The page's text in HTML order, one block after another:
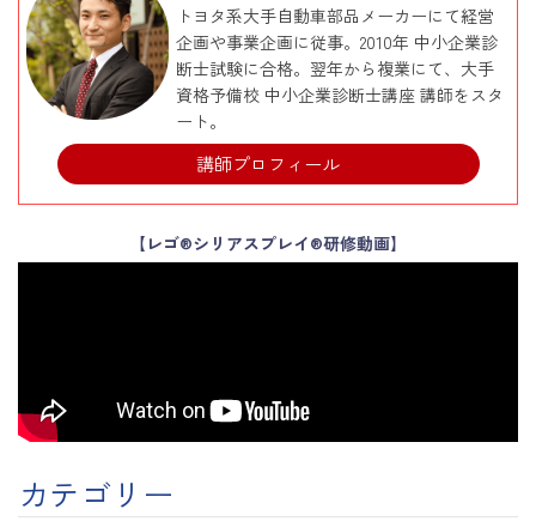
トヨタ系大手自動車部品メーカーにて経営
企画や事業企画に従事。2010年 中小企業診
断士試験に合格。翌年から複業にて、大手
資格予備校 中小企業診断士講座 講師をスタ
ート。
講師プロフィール
【レゴ®シリアスプレイ®研修動画】
カテゴリー